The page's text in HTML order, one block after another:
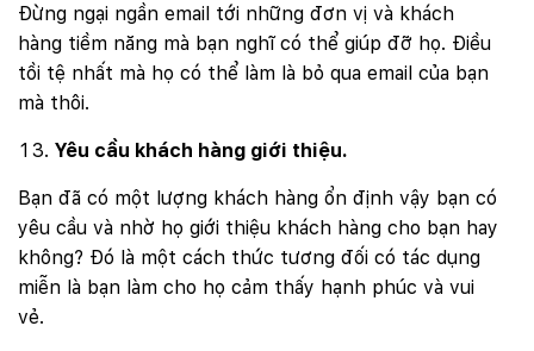
Đừng ngại ngần email tới những đơn vị và khách
hàng tiềm năng mà bạn nghĩ có thể giúp đỡ họ. Điều
tồi tệ nhất mà họ có thể làm là bỏ qua email của bạn
mà thôi.
Yêu cầu khách hàng giới thiệu.
Bạn đã có một lượng khách hàng ổn định vậy bạn có
yêu cầu và nhờ họ giới thiệu khách hàng cho bạn hay
không? Đó là một cách thức tương đối có tác dụng
miễn là bạn làm cho họ cảm thấy hạnh phúc và vui
vẻ.